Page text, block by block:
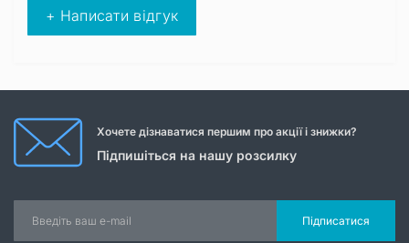
+ Написати відгук
Хочете дізнаватися першим про акції і знижки?
Підпишіться на нашу розсилку
Підписатися